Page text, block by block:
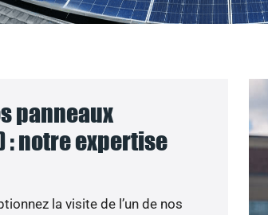
panneaux
: notre expertise
la visite de l’un de nos